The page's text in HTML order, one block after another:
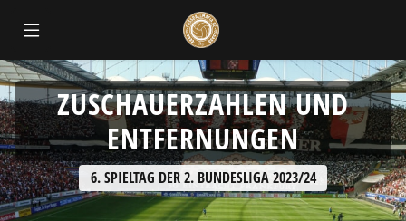
ZUSCHAUERZAHLEN UND
ENTFERNUNGEN
6. SPIELTAG DER 2. BUNDESLIGA 2023/24